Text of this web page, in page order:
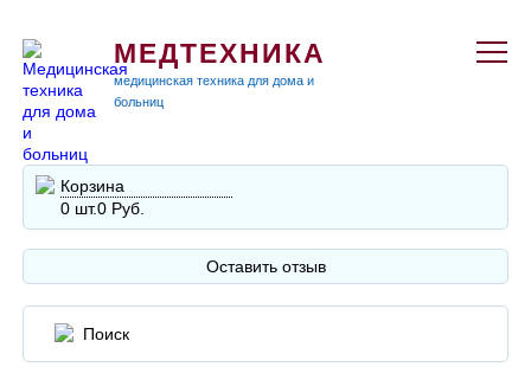
МЕДТЕХНИКА
медицинская техника для дома и
больниц
Корзина
0 шт.0 Руб.
Оставить отзыв